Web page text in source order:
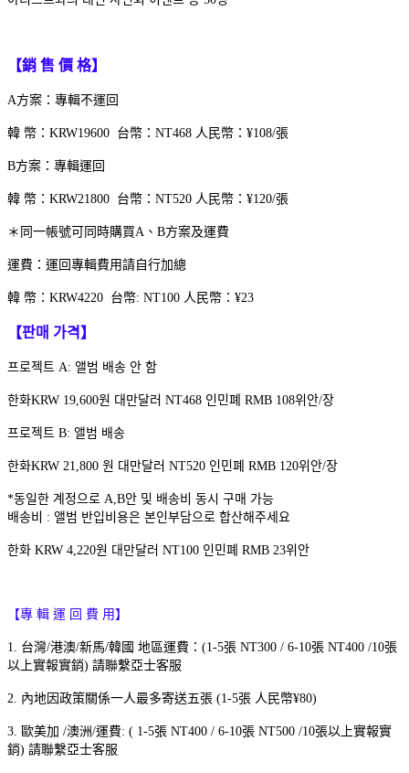
【銷 售 價 格】
A方案：專輯不運回
韓 幣：KRW19600 台幣：NT468 人民幣：¥108/張
B方案：專輯運回
韓 幣：KRW21800 台幣：NT520 人民幣：¥120/張
＊同一帳號可同時購買A、B方案及運費
運費：運回專輯費用請自行加總
韓 幣：KRW4220 台幣: NT100 人民幣：¥23
【판매 가격】
프로젝트 A: 앨범 배송 안 함
한화KRW 19,600원 대만달러 NT468 인민폐 RMB 108위안/장
프로젝트 B: 앨범 배송
한화KRW 21,800 원 대만달러 NT520 인민폐 RMB 120위안/장
*동일한 계정으로 A,B안 및 배송비 동시 구매 가능
배송비 : 앨범 반입비용은 본인부담으로 합산해주세요
한화 KRW 4,220원 대만달러 NT100 인민폐 RMB 23위안
【專 輯 運 回 費 用】
1. 台灣/港澳/新馬/韓國 地區運費：(1-5張 NT300 / 6-10張 NT400 /10張
以上實報實銷) 請聯繫亞士客服
2. 內地因政策關係一人最多寄送五張 (1-5張 人民幣¥80)
3. 歐美加 /澳洲/運費: ( 1-5張 NT400 / 6-10張 NT500 /10張以上實報實
銷) 請聯繫亞士客服